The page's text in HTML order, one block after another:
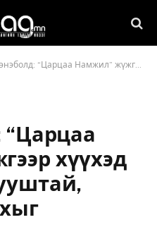
“Царцаа Намжил” жүжгээр хүүхэд багачуудад тууштай, зоригтой байхыг үлгэрлэнэ
“Царцаа
хүүхэд